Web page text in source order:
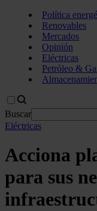
Política
Renovables
Mercados
Opinión
Eléctricas
Petróleo &
Buscar
Eléctricas
Acciona
para sus